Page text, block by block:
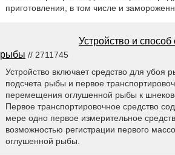
приготовления, в том числе и
Устройство и способ
рыбы // 2711745
Устройство включает средство для убоя
подсчета рыбы и первое
перемещения оглушенной рыбы к
Первое транспортировочное средство
мере одно первое измерительное
возможностью регистрации первого
оглушенной рыбы.